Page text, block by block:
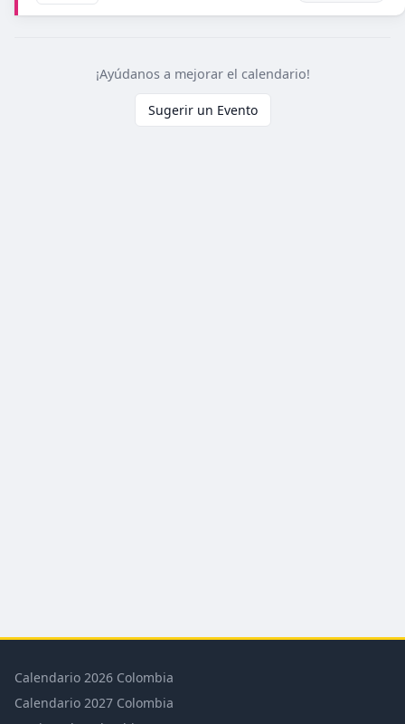
¡Ayúdanos a mejorar el calendario!
Sugerir un Evento
Calendario 2026 Colombia
Calendario 2027 Colombia